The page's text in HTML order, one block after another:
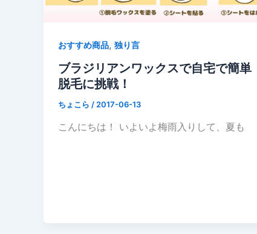
おすすめ商品, 独り言
ブラジリアンワックスで自宅で簡単
脱毛に挑戦！
ちょこら / 2017-06-13
こんにちは！ いよいよ梅雨入りして、夏も